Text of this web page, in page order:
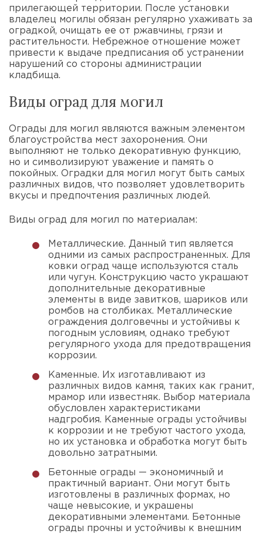
прилегающей территории. После установки
владелец могилы обязан регулярно ухаживать за
оградкой, очищать ее от ржавчины, грязи и
растительности. Небрежное отношение может
привести к выдаче предписания об устранении
нарушений со стороны администрации
кладбища.
Виды оград для могил
Ограды для могил являются важным элементом
благоустройства мест захоронения. Они
выполняют не только декоративную функцию,
но и символизируют уважение и память о
покойных. Оградки для могил могут быть самых
различных видов, что позволяет удовлетворить
вкусы и предпочтения различных людей.
Виды оград для могил по материалам:
Металлические. Данный тип является
одними из самых распространенных. Для
ковки оград чаще используются сталь
или чугун. Конструкцию часто украшают
дополнительные декоративные
элементы в виде завитков, шариков или
ромбов на столбиках. Металлические
ограждения долговечны и устойчивы к
погодным условиям, однако требуют
регулярного ухода для предотвращения
коррозии.
Каменные. Их изготавливают из
различных видов камня, таких как гранит,
мрамор или известняк. Выбор материала
обусловлен характеристиками
надгробия. Каменные ограды устойчивы
к коррозии и не требуют частого ухода,
но их установка и обработка могут быть
довольно затратными.
Бетонные ограды — экономичный и
практичный вариант. Они могут быть
изготовлены в различных формах, но
чаще невысокие, и украшены
декоративными элементами. Бетонные
ограды прочны и устойчивы к внешним